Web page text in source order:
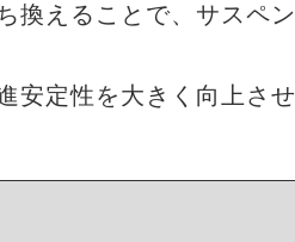
換えることで、サスペン
安定性を大きく向上させ